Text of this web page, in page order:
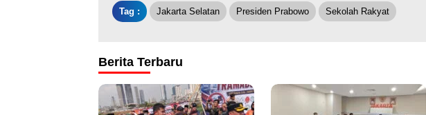
Tag : Jakarta Selatan Presiden Prabowo Sekolah Rakyat
Berita Terbaru